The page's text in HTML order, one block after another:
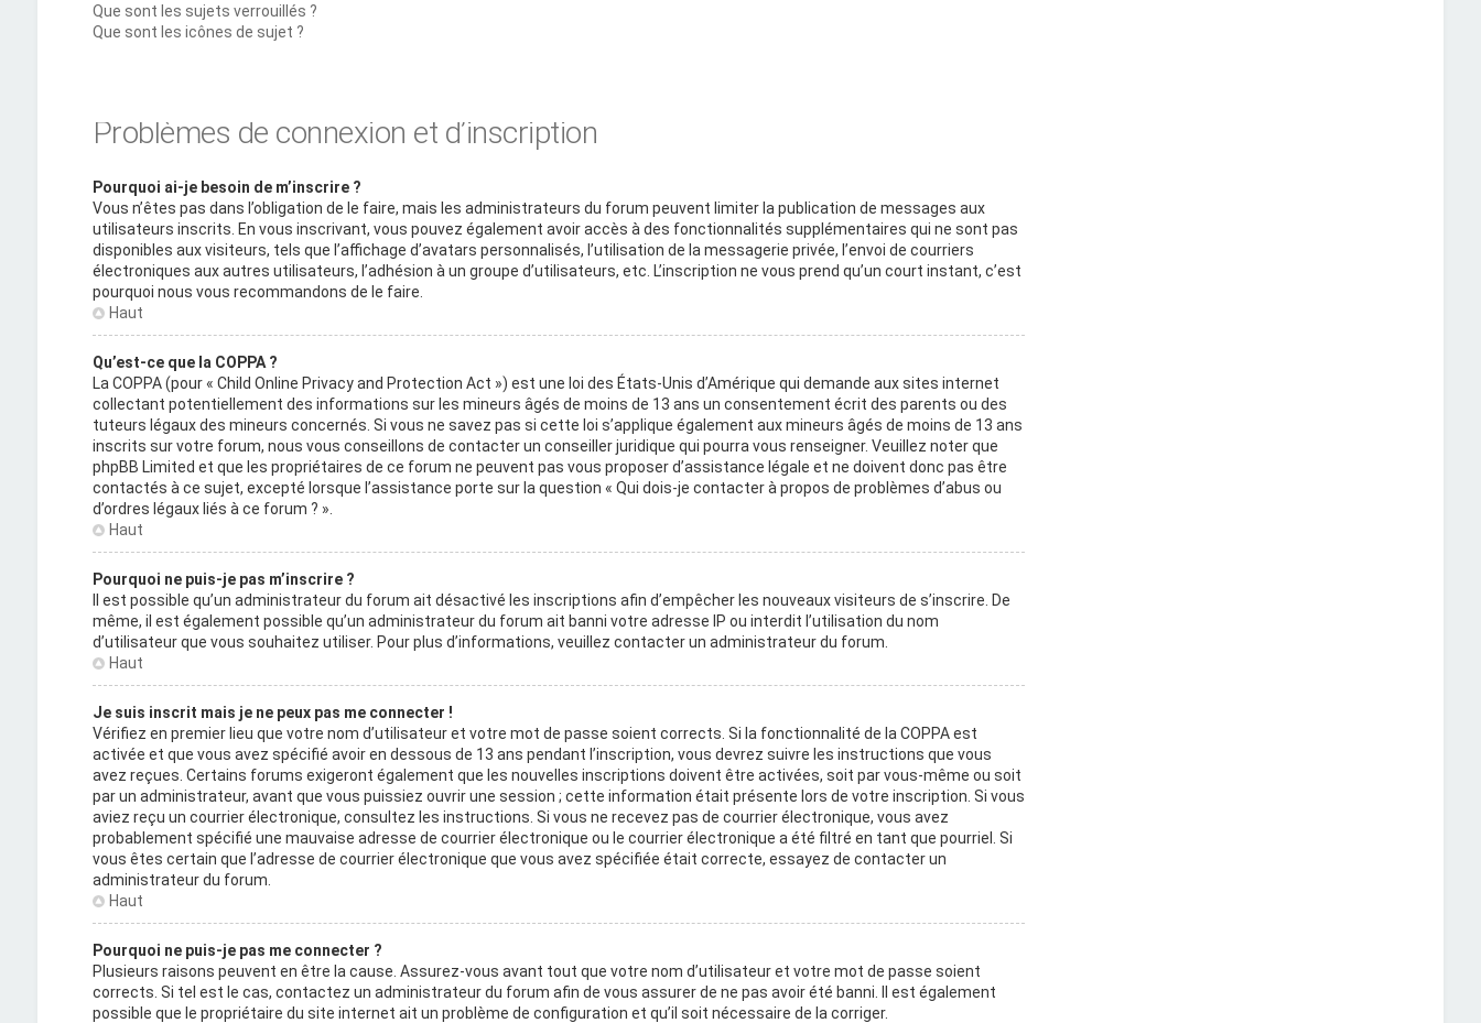
Que sont les sujets verrouillés ?
Que sont les icônes de sujet ?
Problèmes de connexion et d’inscription
Pourquoi ai-je besoin de m’inscrire ?
Vous n’êtes pas dans l’obligation de le faire, mais les administrateurs du forum peuvent limiter la publication de messages aux
utilisateurs inscrits. En vous inscrivant, vous pouvez également avoir accès à des fonctionnalités supplémentaires qui ne sont pas
disponibles aux visiteurs, tels que l’affichage d’avatars personnalisés, l’utilisation de la messagerie privée, l’envoi de courriers
électroniques aux autres utilisateurs, l’adhésion à un groupe d’utilisateurs, etc. L’inscription ne vous prend qu’un court instant, c’est
pourquoi nous vous recommandons de le faire.
Haut
Qu’est-ce que la COPPA ?
La COPPA (pour « Child Online Privacy and Protection Act ») est une loi des États-Unis d’Amérique qui demande aux sites internet
collectant potentiellement des informations sur les mineurs âgés de moins de 13 ans un consentement écrit des parents ou des
tuteurs légaux des mineurs concernés. Si vous ne savez pas si cette loi s’applique également aux mineurs âgés de moins de 13 ans
inscrits sur votre forum, nous vous conseillons de contacter un conseiller juridique qui pourra vous renseigner. Veuillez noter que
phpBB Limited et que les propriétaires de ce forum ne peuvent pas vous proposer d’assistance légale et ne doivent donc pas être
contactés à ce sujet, excepté lorsque l’assistance porte sur la question « Qui dois-je contacter à propos de problèmes d’abus ou
d’ordres légaux liés à ce forum ? ».
Haut
Pourquoi ne puis-je pas m’inscrire ?
Il est possible qu’un administrateur du forum ait désactivé les inscriptions afin d’empêcher les nouveaux visiteurs de s’inscrire. De
même, il est également possible qu’un administrateur du forum ait banni votre adresse IP ou interdit l’utilisation du nom
d’utilisateur que vous souhaitez utiliser. Pour plus d’informations, veuillez contacter un administrateur du forum.
Haut
Je suis inscrit mais je ne peux pas me connecter !
Vérifiez en premier lieu que votre nom d’utilisateur et votre mot de passe soient corrects. Si la fonctionnalité de la COPPA est
activée et que vous avez spécifié avoir en dessous de 13 ans pendant l’inscription, vous devrez suivre les instructions que vous
avez reçues. Certains forums exigeront également que les nouvelles inscriptions doivent être activées, soit par vous-même ou soit
par un administrateur, avant que vous puissiez ouvrir une session ; cette information était présente lors de votre inscription. Si vous
aviez reçu un courrier électronique, consultez les instructions. Si vous ne recevez pas de courrier électronique, vous avez
probablement spécifié une mauvaise adresse de courrier électronique ou le courrier électronique a été filtré en tant que pourriel. Si
vous êtes certain que l’adresse de courrier électronique que vous avez spécifiée était correcte, essayez de contacter un
administrateur du forum.
Haut
Pourquoi ne puis-je pas me connecter ?
Plusieurs raisons peuvent en être la cause. Assurez-vous avant tout que votre nom d’utilisateur et votre mot de passe soient
corrects. Si tel est le cas, contactez un administrateur du forum afin de vous assurer de ne pas avoir été banni. Il est également
possible que le propriétaire du site internet ait un problème de configuration et qu’il soit nécessaire de la corriger.